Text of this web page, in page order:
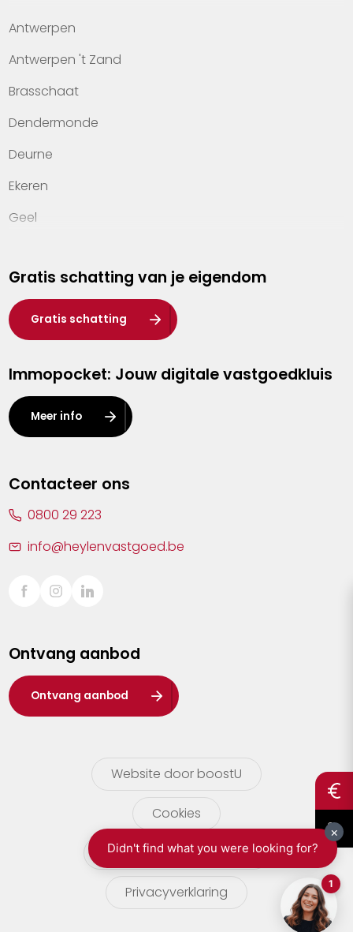
Kennis van wonen
Kantoren
Veelgestelde vragen
Werken bij Heylen Vastgoed
Contact
Antwerpen
Antwerpen 't Zand
Brasschaat
Dendermonde
Deurne
Ekeren
Geel
Hasselt
Heist-op-den-Berg
Herentals
Kalmthout
Leuven
Lier
Sint-Truiden
Waasland
Wuustwezel
Zoersel
Gratis schatting van je eigendom
Gratis schatting
Immopocket: Jouw digitale vastgoedkluis
Meer info
Contacteer ons
0800 29 223
info@heylenvastgoed.be
Ontvang aanbod
Ontvang aanbod
Website door boostU
Cookies
gebruikersvoorwaarden
Privacyverklaring